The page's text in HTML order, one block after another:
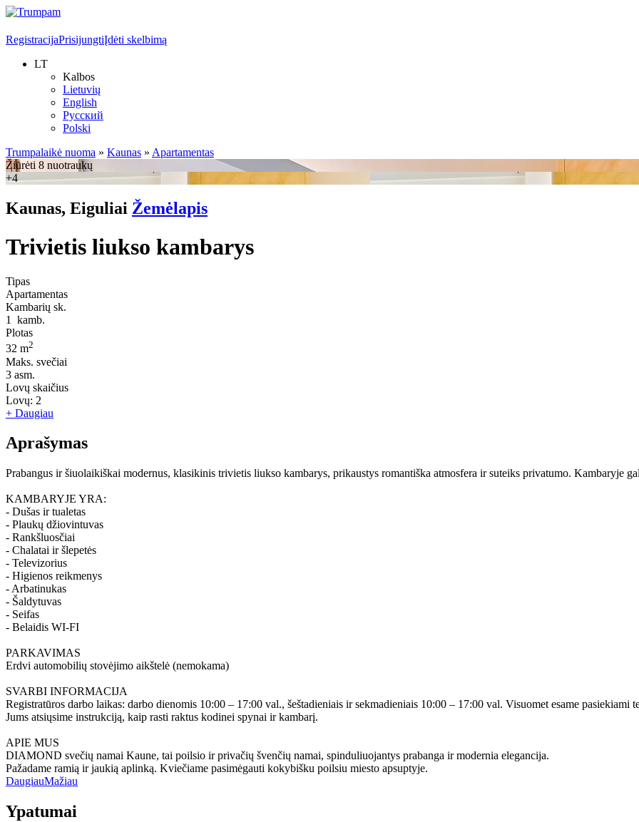
RegistracijaPrisijungtiĮdėti skelbimą
LT
Kalbos
Lietuvių
English
Русский
Polski
Trumpalaikė nuoma » Kaunas » Apartamentas
Žiūrėti 8 nuotraukų
+4
Kaunas, Eiguliai Žemėlapis
Trivietis liukso kambarys
Tipas
Apartamentas
Kambarių sk.
1
kamb.
Plotas
32 m2
Maks. svečiai
3 asm.
Lovų skaičius
Lovų: 2
+ Daugiau
Aprašymas
Prabangus ir šiuolaikiškai modernus, klasikinis trivietis liukso kambarys, prikaustys romantiška atmosfera ir suteiks privatumo. Kambaryje
KAMBARYJE YRA:
- Dušas ir tualetas
- Plaukų džiovintuvas
- Rankšluosčiai
- Chalatai ir šlepetės
- Televizorius
- Higienos reikmenys
- Arbatinukas
- Šaldytuvas
- Seifas
- Belaidis WI-FI
PARKAVIMAS
Erdvi automobilių stovėjimo aikštelė (nemokama)
SVARBI INFORMACIJA
Registratūros darbo laikas: darbo dienomis 10:00 – 17:00 val., šeštadieniais ir sekmadieniais 10:00 – 17:00 val. Visuomet esame
Jums atsiųsime instrukciją, kaip rasti raktus kodinei spynai ir kambarį.
APIE MUS
DIAMOND svečių namai Kaune, tai poilsio ir privačių švenčių namai, spinduliuojantys prabanga ir modernia elegancija.
Pažadame ramią ir jaukią aplinką. Kviečiame pasimėgauti kokybišku poilsiu miesto apsuptyje.
DaugiauMažiau
Ypatumai